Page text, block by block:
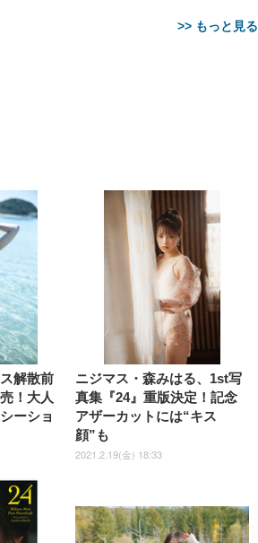
>> もっと見る
オフィスチェア デスク
疲れない テレワーク
強化バックレスト 30度
ング機能 人間工学 椅子
ート 90度跳ね上げ式ア
スト 3Dヘッドレスト
ガー付き 高反発クッショ
チェア 通気性メッシュ
ング/勉強/事務用 おし
パソコンチェア (ホワイ
ANDWINT オフィスチェ
ア デスクチェア 肘なし メ
ッシュ 通気性 ランバーサ
ポート付き 腰サポート ガ
ス圧無段階昇降 360度回
転 キャスター付き コンパ
クト 幅52×奥行58.5×高さ
84～96cm テレワーク 在
宅勤務 ブラック
￥4,139
品】Dell
インチ 液晶モ
）VA 非光
VGA
内蔵 高さ調整 ス
対応
ビジネス向け
【MiniLED/24.5inch/280Hz/FHD】
GRAPHT THE SHOOTER
Gaming Monitor 24” Essential ゲ
ーミングモニター QD 24.5インチ
1ms FHD 量子ドット 残像低減 (3
年保証 | 輝点保証 | 日本メーカー)
￥34,980
Basic(スマートベーシ
【Amazon.co.jp限定】
Basic アイリスオーヤマ
シーツ 超厚型 お徳用
100枚入 (x 1) (ケース
アイリスオーヤマ ペット
シーツ 超厚型 お徳用 レギ
ュラー 200枚入
【Amazon.co.jp限定】
￥3,731
解散前
！大人
ーショ
ニジマス・森みはる、1st写
真集『24』重版決定！記念
アザーカットには“キス
顔”も
2021.2.19(金) 18:33